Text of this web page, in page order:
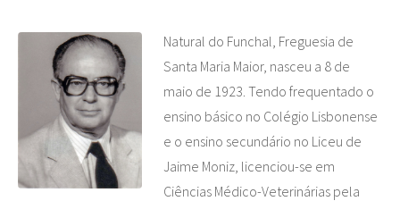
Natural do Funchal, Freguesia de
Santa Maria Maior, nasceu a 8 de
maio de 1923. Tendo frequentado o
ensino básico no Colégio Lisbonense
e o ensino secundário no Liceu de
Jaime Moniz, licenciou-se em
Ciências Médico-Veterinárias pela